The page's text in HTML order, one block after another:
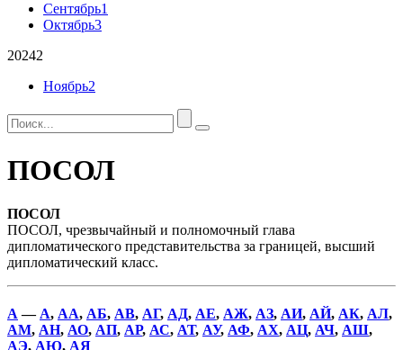
Сентябрь1
Октябрь3
20242
Ноябрь2
ПОСОЛ
ПОСОЛ
ПОСОЛ, чрезвычайный и полномочный глава
дипломатического представительства за границей, высший
дипломатический класс.
А — А, АА, АБ, АВ, АГ, АД, АЕ, АЖ, АЗ, АИ, АЙ, АК, АЛ,
АМ, АН, АО, АП, АР, АС, АТ, АУ, АФ, АХ, АЦ, АЧ, АШ,
АЭ, АЮ, АЯ